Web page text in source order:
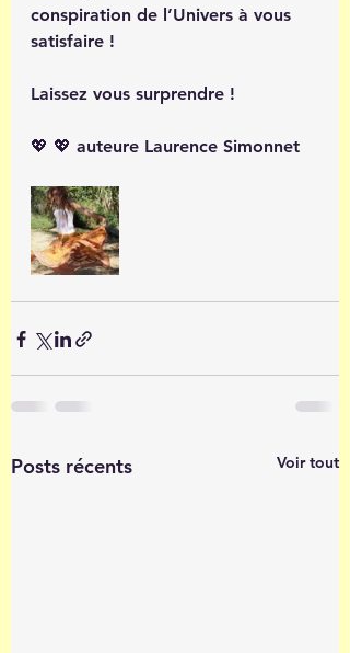
conspiration de l’Univers à vous
satisfaire !
Laissez vous surprendre !
💖 💖 auteure Laurence Simonnet
Posts récents Voir tout